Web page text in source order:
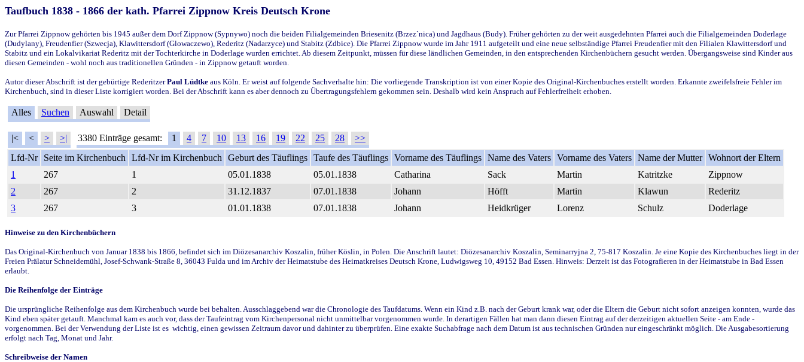
Taufbuch 1838 - 1866 der kath. Pfarrei Zippnow Kreis Deutsch Krone
Zur Pfarrei Zippnow gehörten bis 1945 außer dem Dorf Zippnow (Sypnywo) noch die beiden Filialgemeinden Briesenitz (Brzez`nica) und Jagdhaus (Budy). Früher gehörten zu der weit ausgedehnten Pfarrei auch die Filialgemeinden Doderlage
(Dudylany), Freudenfier (Szwecja), Klawittersdorf (Glowaczewo), Rederitz (Nadarzyce) und Stabitz (Zdbice). Die Pfarrei Zippnow wurde im Jahr 1911 aufgeteilt und eine neue selbständige Pfarrei Freudenfier mit den Filialen Klawittersdorf und
Stabitz und ein Lokalvikariat Rederitz mit der Tochterkirche in Doderlage wurden errichtet. Ab diesem Zeitpunkt, müssen für diese ländlichen Gemeinden, in den entsprechenden Kirchenbüchern gesucht werden. Übergangsweise sind Kinder aus
diesen Gemeinden - wohl noch aus traditionellen Gründen - in Zippnow getauft worden.
Autor dieser Abschrift ist der gebürtige RederitzerPaul Lüdtke aus Köln. Er weist auf folgende Sachverhalte hin: Die vorliegende Transkription ist von einer Kopie des Original-Kirchenbuches erstellt worden. Erkannte zweifelsfreie Fehler im
Kirchenbuch, sind in dieser Liste korrigiert worden. Bei der Abschrift kann es aber dennoch zu Übertragungsfehlern gekommen sein. Deshalb wird kein Anspruch auf Fehlerfreiheit erhoben.
Alles Suchen Auswahl Detail
|< < > >| 3380 Einträge gesamt: 1 4 7 10 13 16 19 22 25 28
>>
Lfd-Nr
Seite im Kirchenbuch Lfd-Nr im Kirchenbuch Geburt des Täuflings Taufe des Täuflings Vorname des Täuflings Name des Vaters Vorname des Vaters Name der Mutter Wohnort der Eltern
1
267 1 05.01.1838 05.01.1838 Catharina Sack Martin Katritzke
Zippnow
2
267 2 31.12.1837 07.01.1838 Johann Höfft Martin Klawun
Rederitz
3
267 3 01.01.1838 07.01.1838 Johann Heidkrüger Lorenz Schulz Doderlage
Hinweise zu den Kirchenbüchern
Das Original-Kirchenbuch von Januar 1838 bis 1866, befindet sich im Diözesanarchiv Koszalin, früher Köslin, in Polen. Die Anschrift lautet: Diözesanarchiv Koszalin, Seminarryjna 2, 75-817 Koszalin. Je eine Kopie des Kirchenbuches liegt in der
Freien Prälatur Schneidemühl, Josef-Schwank-Straße 8, 36043 Fulda und im Archiv der Heimatstube des Heimatkreises Deutsch Krone, Ludwigsweg 10, 49152 Bad Essen. Hinweis: Derzeit ist das Fotografieren in der Heimatstube in Bad Essen
erlaubt.
Die Reihenfolge der Einträge
Die ursprüngliche Reihenfolge aus dem Kirchenbuch wurde bei behalten. Ausschlaggebend war die Chronologie des Taufdatums. Wenn ein Kind z.B. nach der Geburt krank war, oder die Eltern die Geburt nicht sofort anzeigen konnten, wurde das
Kind eben später getauft. Manchmal kam es auch vor, dass der Taufeintrag vom Kirchenpersonal nicht unmittelbar vorgenommen wurde. In derartigen Fällen hat man dann diesen Eintrag auf der derzeitigen aktuellen Seite - am Ende -
vorgenommen. Bei der Verwendung der Liste ist es wichtig, einen gewissen Zeitraum davor und dahinter zu überprüfen. Eine exakte Suchabfrage nach dem Datum ist aus technischen Gründen nur eingeschränkt möglich. Die Ausgabesortierung
erfolgt nach Tag, Monat und Jahr.
Schreibweise der Namen